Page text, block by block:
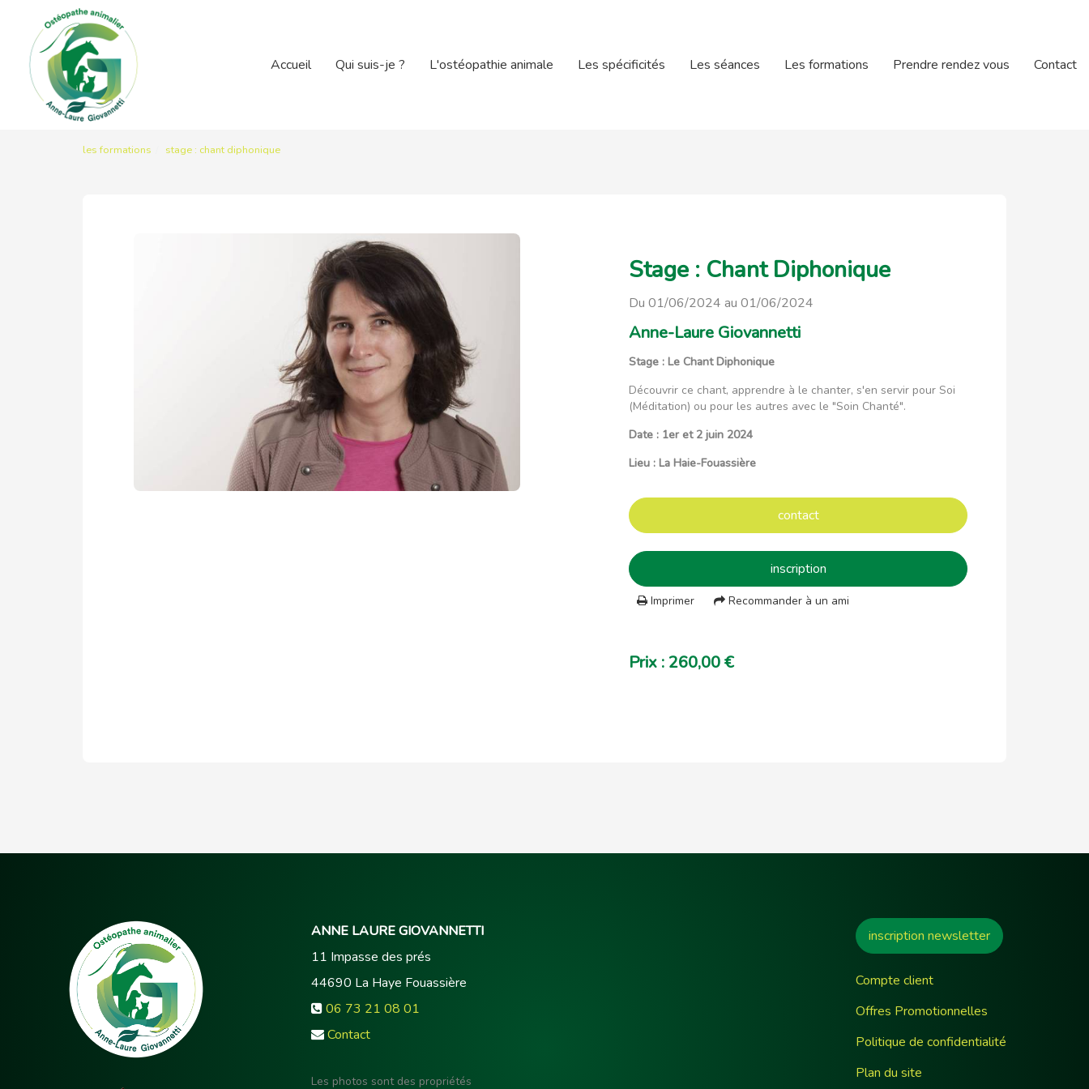
Accueil Qui suis-je ? L'ostéopathie animale Les spécificités Les séances Les formations Prendre rendez vous Contact
les formations stage : chant diphonique
Stage : Chant Diphonique
Du 01/06/2024 au 01/06/2024
Anne-Laure Giovannetti
Stage : Le Chant Diphonique
Découvrir ce chant, apprendre à le chanter, s'en servir pour Soi
(Méditation) ou pour les autres avec le "Soin Chanté".
Date : 1er et 2 juin 2024
Lieu : La Haie-Fouassière
contact
inscription
Imprimer Recommander à un ami
Prix : 260,00 €
ANNE LAURE GIOVANNETTI
11 Impasse des prés
44690 La Haye Fouassière
06 73 21 08 01
Contact
Les photos sont des propriétés
inscription newsletter
Compte client
Offres Promotionnelles
Politique de confidentialité
Plan du site